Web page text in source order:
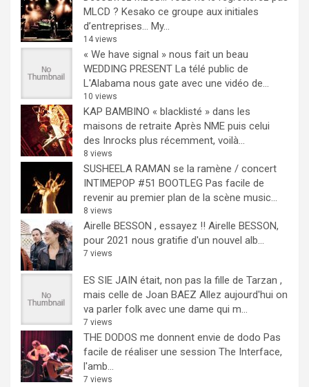
MLCD ? Kesako ce groupe aux initiales
d’entreprises… My...
14 views
« We have signal » nous fait un beau
WEDDING PRESENT La télé public de
L'Alabama nous gate avec une vidéo de...
10 views
KAP BAMBINO « blacklisté » dans les
maisons de retraite Après NME puis celui
des Inrocks plus récemment, voilà...
8 views
SUSHEELA RAMAN se la ramène / concert
INTIMEPOP #51 BOOTLEG Pas facile de
revenir au premier plan de la scène music...
8 views
Airelle BESSON , essayez !! Airelle BESSON,
pour 2021 nous gratifie d'un nouvel alb...
7 views
ES SIE JAIN était, non pas la fille de Tarzan ,
mais celle de Joan BAEZ Allez aujourd'hui on
va parler folk avec une dame qui m...
7 views
THE DODOS me donnent envie de dodo Pas
facile de réaliser une session The Interface,
l'amb...
7 views